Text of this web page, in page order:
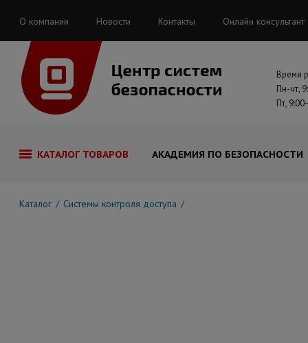
О компании Новости Контакты Онлайн консультант
Время
Пн-чт,
Пт,
КАТАЛОГ ТОВАРОВ АКАДЕМИЯ ПО БЕЗОПАСНОСТИ
Каталог Системы контроля доступа